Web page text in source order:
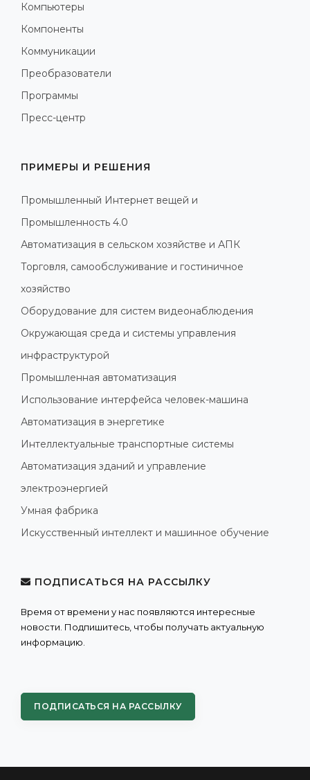
Компьютеры
Компоненты
Коммуникации
Преобразователи
Программы
Пресс-центр
ПРИМЕРЫ И РЕШЕНИЯ
Промышленный Интернет вещей и
Промышленность 4.0
Автоматизация в сельском хозяйстве и АПК
Торговля, самообслуживание и гостиничное
хозяйство
Оборудование для систем видеонаблюдения
Окружающая среда и системы управления
инфраструктурой
Промышленная автоматизация
Использование интерфейса человек-машина
Автоматизация в энергетике
Интеллектуальные транспортные системы
Автоматизация зданий и управление
электроэнергией
Умная фабрика
Искусственный интеллект и машинное обучение
ПОДПИСАТЬСЯ НА РАССЫЛКУ
Время от времени у нас появляются интересные
новости. Подпишитесь, чтобы получать актуальную
информацию.
ПОДПИСАТЬСЯ НА РАССЫЛКУ